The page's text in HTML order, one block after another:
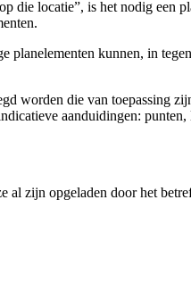
die locatie”, is het nodig
kunnen, in
worden die van toepassing
aanduidingen:
al zijn opgeladen door het